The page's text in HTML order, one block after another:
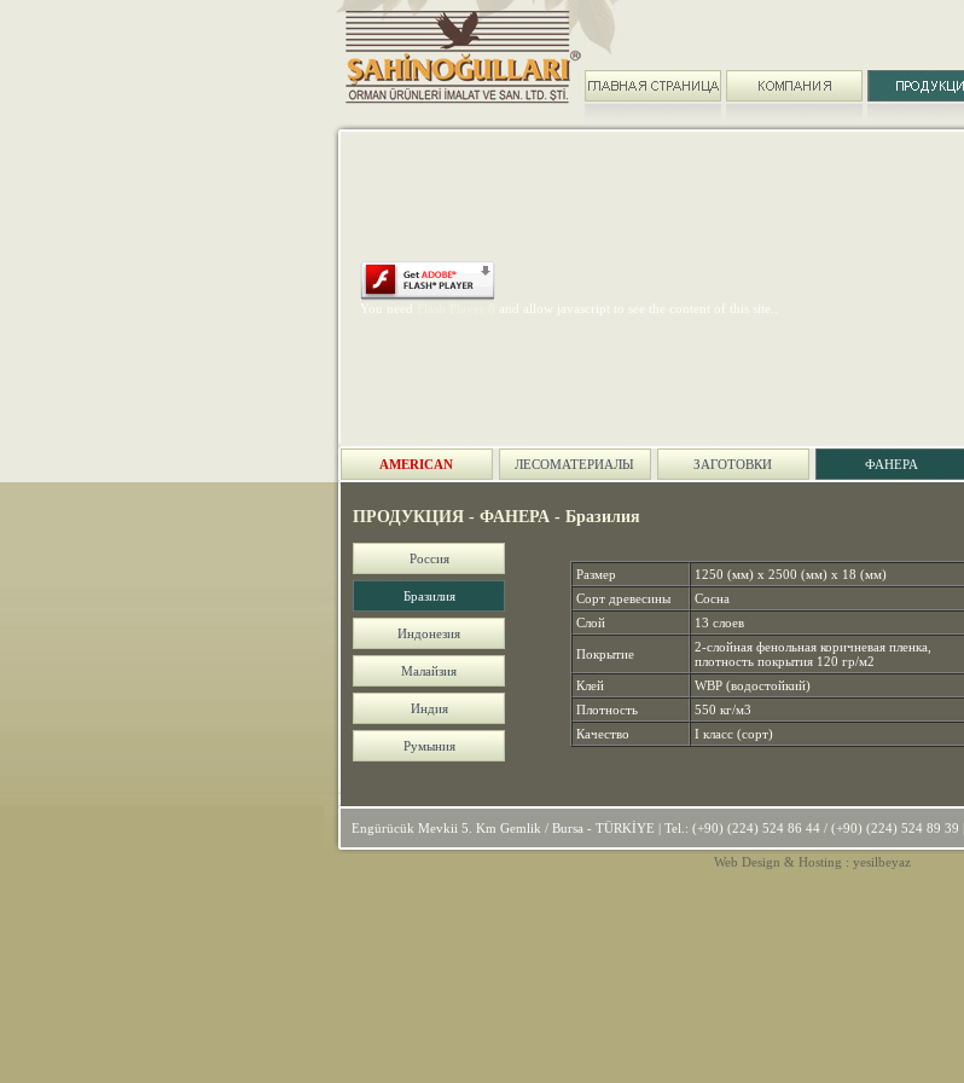
You need and allow javascript to see the content of this site..
AMERICAN ЛЕСОМАТЕРИАЛЫ ЗАГОТОВКИ ФАНЕРА
ПРОДУКЦИЯ - ФАНЕРА - Бразилия
Россия
Бразилия
Индонезия
Малайзия
Индия
Румыния
Размер
1250 (мм) x 2500 (мм) x 18 (мм)
Сорт древесины
Сосна
Слой
13 слоев
Покрытие
2-слойная фенольная коричневая пленка,
плотность покрытия 120 гр/м2
Клей
WBP (водостойкий)
Плотность
550 кг/м3
Качество
I класс (сорт)
Engürücük Mevkii 5. Km Gemlik / Bursa - TÜRKİYE | Tel.: (+90) (224) 524 86 44 / (+90) (224) 524 89
Web Design & Hosting : yesilbeyaz